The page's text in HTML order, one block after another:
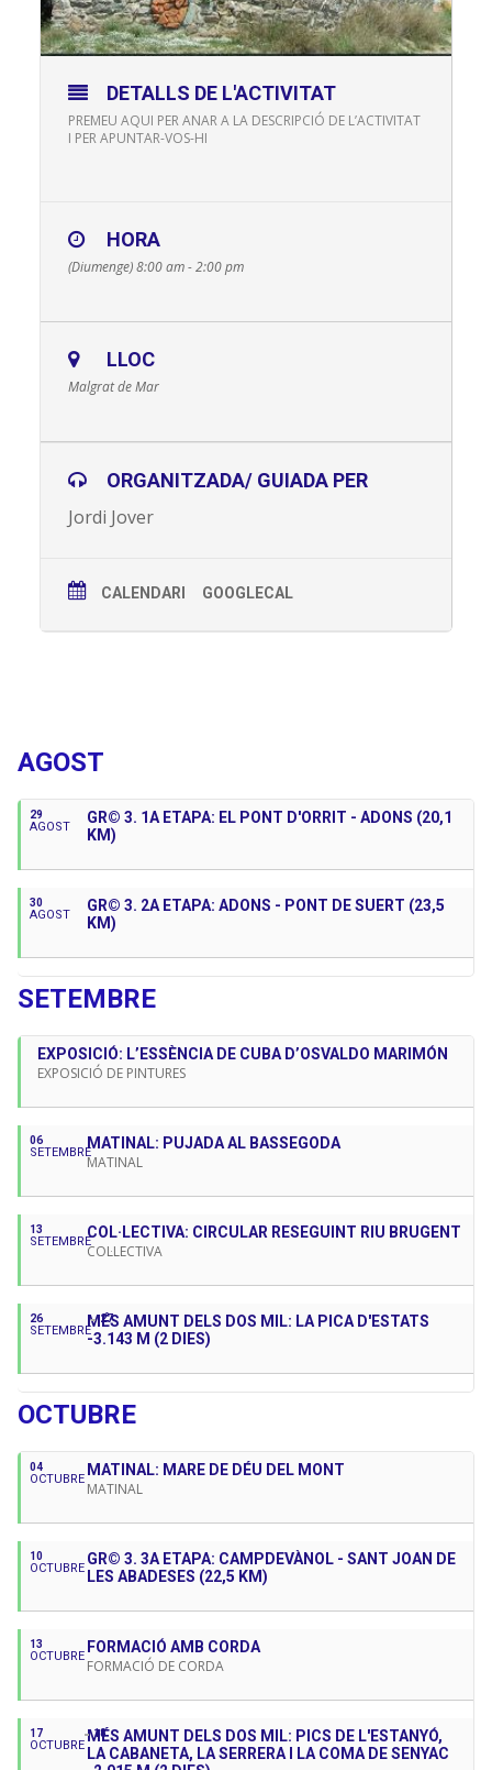
DETALLS DE L'ACTIVITAT
PREMEU AQUI PER ANAR A LA DESCRIPCIÓ DE L’ACTIVITAT
I PER APUNTAR-VOS-HI
HORA
(Diumenge) 8:00 am - 2:00 pm
LLOC
Malgrat de Mar
ORGANITZADA/ GUIADA PER
Jordi Jover
CALENDARI GOOGLECAL
AGOST
29
AGOST
GR© 3. 1A ETAPA: EL PONT D'ORRIT - ADONS (20,1
KM)
30
AGOST
GR© 3. 2A ETAPA: ADONS - PONT DE SUERT (23,5
KM)
SETEMBRE
EXPOSICIÓ: L’ESSÈNCIA DE CUBA D’OSVALDO MARIMÓN
EXPOSICIÓ DE PINTURES
06
SETEMBRE
MATINAL: PUJADA AL BASSEGODA
MATINAL
13
SETEMBRE
COL·LECTIVA: CIRCULAR RESEGUINT RIU BRUGENT
COL·LECTIVA
26
SETEMBRE
27
MÉS AMUNT DELS DOS MIL: LA PICA D'ESTATS
-3.143 M (2 DIES)
OCTUBRE
04
OCTUBRE
MATINAL: MARE DE DÉU DEL MONT
MATINAL
10
OCTUBRE
GR© 3. 3A ETAPA: CAMPDEVÀNOL - SANT JOAN DE
LES ABADESES (22,5 KM)
13
OCTUBRE
FORMACIÓ AMB CORDA
FORMACIÓ DE CORDA
17
OCTUBRE
18
MÉS AMUNT DELS DOS MIL: PICS DE L'ESTANYÓ,
LA CABANETA, LA SERRERA I LA COMA DE SENYAC